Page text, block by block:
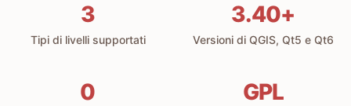
3
Tipi di livelli supportati
3.40+
Versioni di QGIS, Qt5 e Qt6
0 GPL